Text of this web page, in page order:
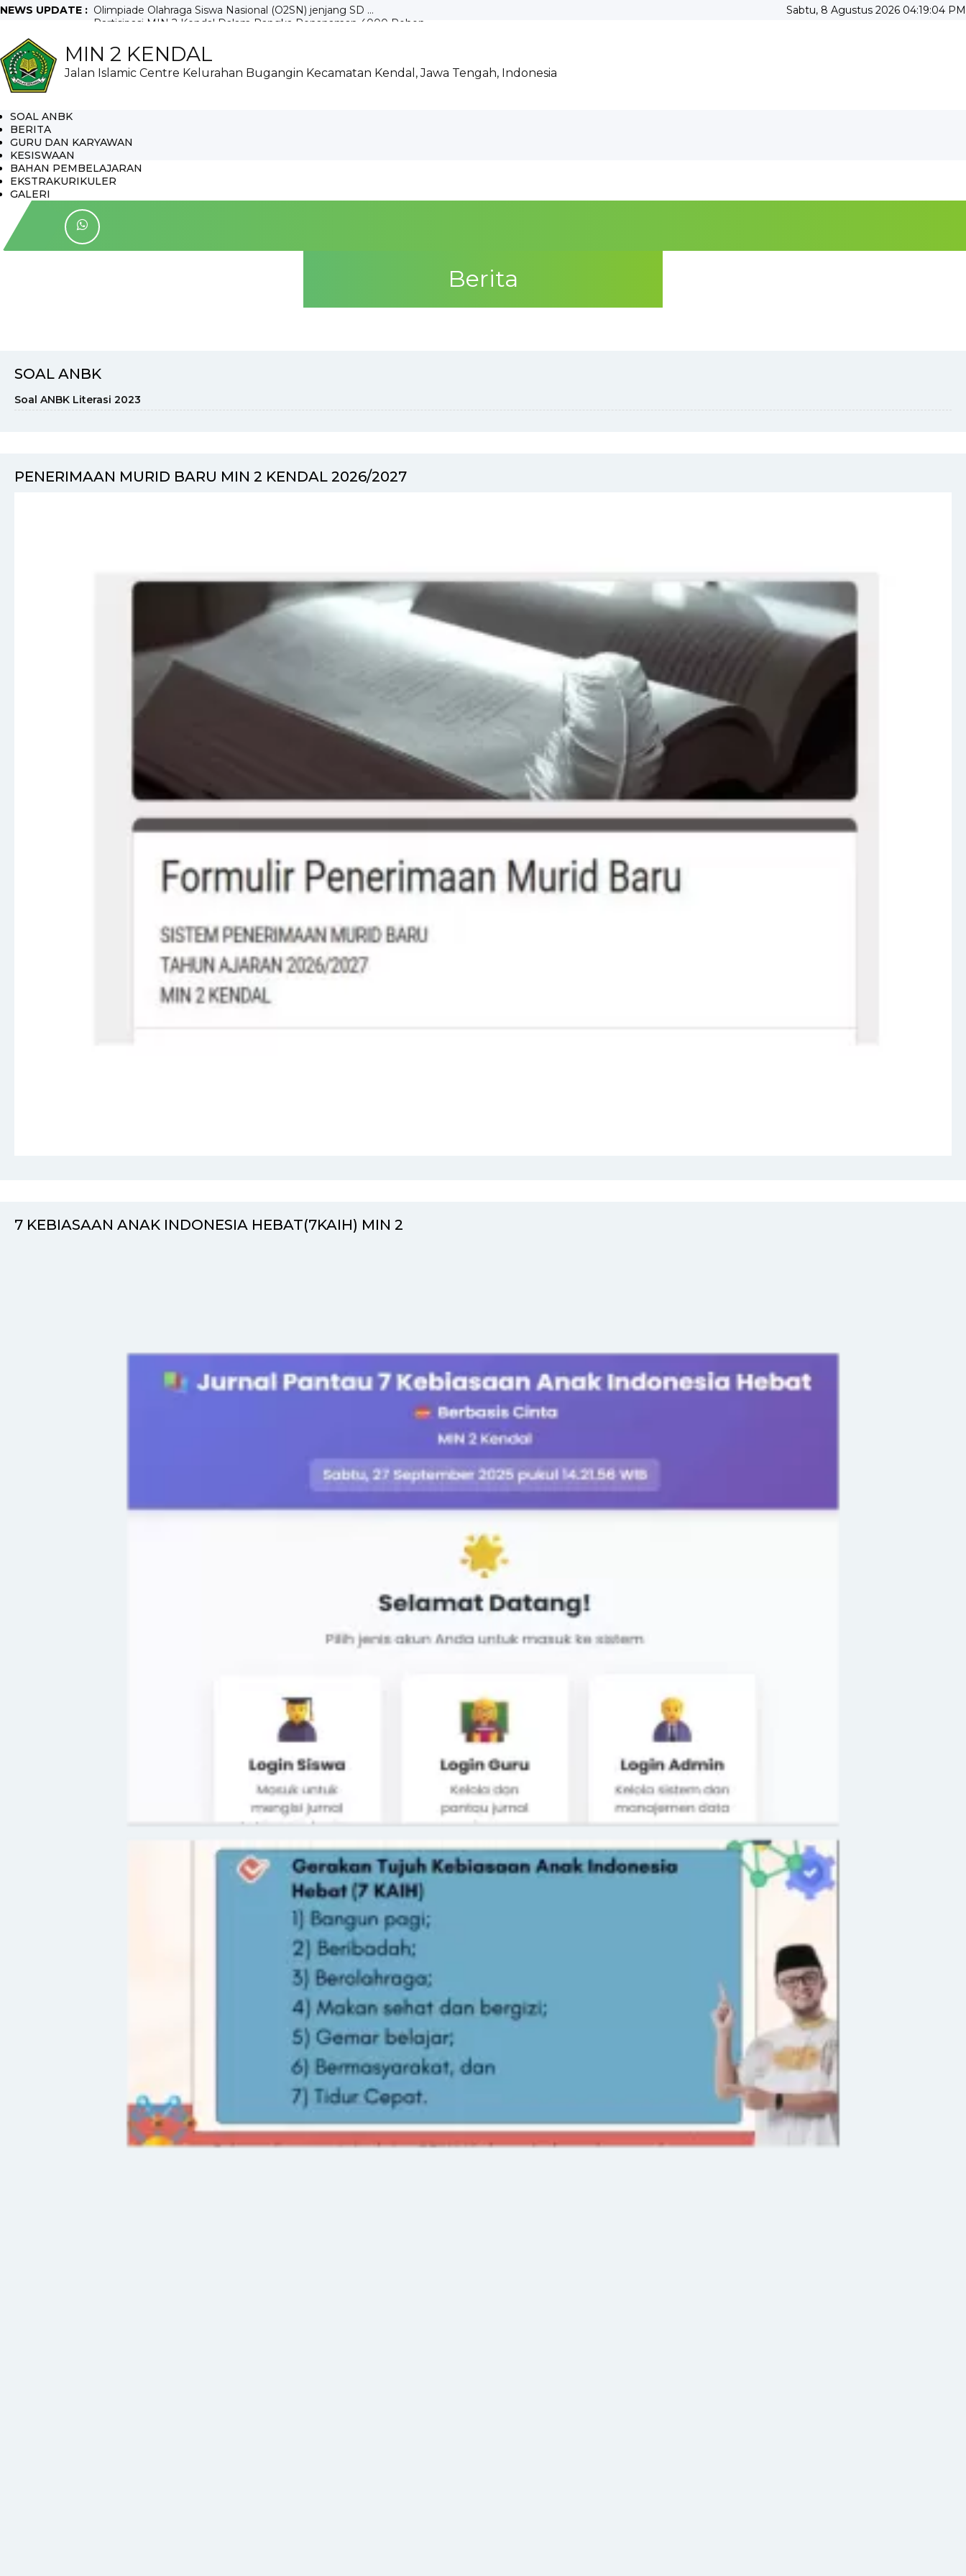
NEWS UPDATE : Olimpiade Olahraga Siswa Nasional (O2SN) jenjang SD ...
Partisipasi MIN 2 Kendal Dalam Rangka Penanaman 4000 Pohon...
KELULUSAN MIN 2 KENDAL...
HARI LAHIR PANCASILA...
Hari Kebangkitan Nasional (Harkitnas)...
Sabtu, 8 Agustus 2026 04:19:05 PM
MIN 2 KENDAL
Jalan Islamic Centre Kelurahan Bugangin Kecamatan Kendal, Jawa Tengah, Indonesia
SOAL ANBK
BERITA
GURU DAN KARYAWAN
KESISWAAN
BAHAN PEMBELAJARAN
EKSTRAKURIKULER
GALERI
Berita
SOAL ANBK
Soal ANBK Literasi 2023
PENERIMAAN MURID BARU MIN 2 KENDAL 2026/2027
7 KEBIASAAN ANAK INDONESIA HEBAT(7KAIH) MIN 2